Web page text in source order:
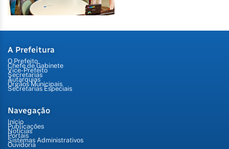
A Prefeitura
O Prefeito
Chefe de Gabinete
Vice-Prefeito
Secretarias
Autarquias
Órgãos Municipais
Secretarias Especiais
Navegação
Início
Publicações
Notícias
Portais
Sistemas Administrativos
Ouvidoria